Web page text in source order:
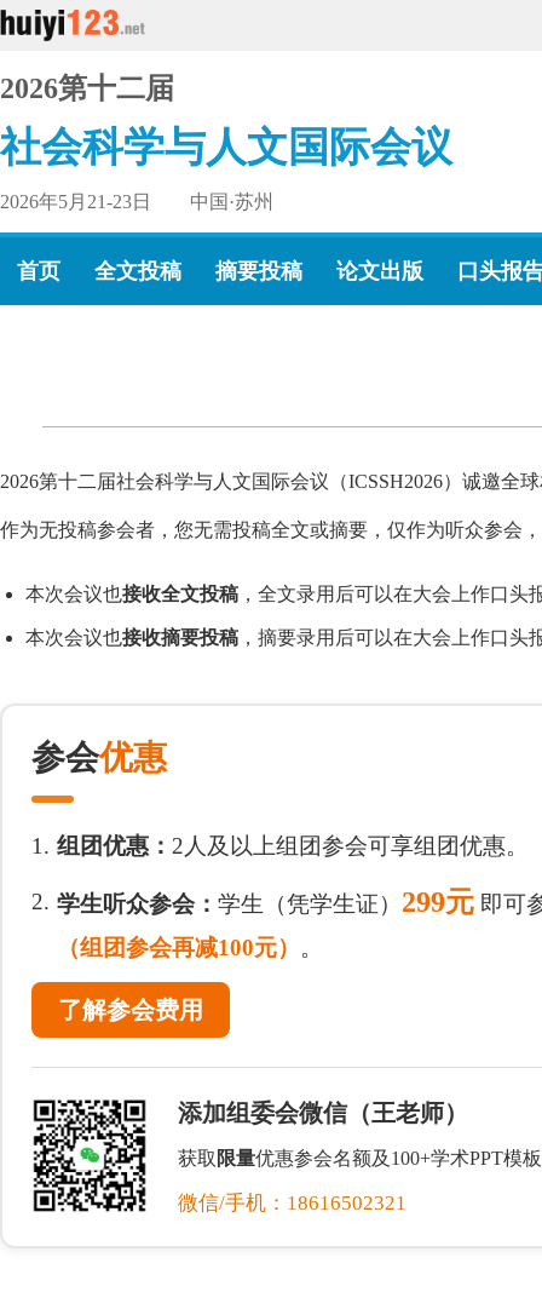
2026第十二届
社会科学与人文国际会议
2026年5月21-23日 中国·苏州
首页 全文投稿 摘要投稿 论文出版 口头报
2026第十二届社会科学与人文国际会议（ICSSH2026）诚邀全
作为无投稿参会者，您无需投稿全文或摘要，仅作为听众参会
本次会议也接收全文投稿 ，全文录用后可以在大会上作口
本次会议也接收摘要投稿 ，摘要录用后可以在大会上作口
参会优惠
1. 组团优惠： 2人及以上组团参会可享组团优惠。
2. 学生听众参会： 学生（凭学生证） 299元 即可
（组团参会再减100元） 。
了解参会费用
添加组委会微信（王老师）
获取 限量优惠参会名额及100+学术PPT模板
微信/手机：18616502321